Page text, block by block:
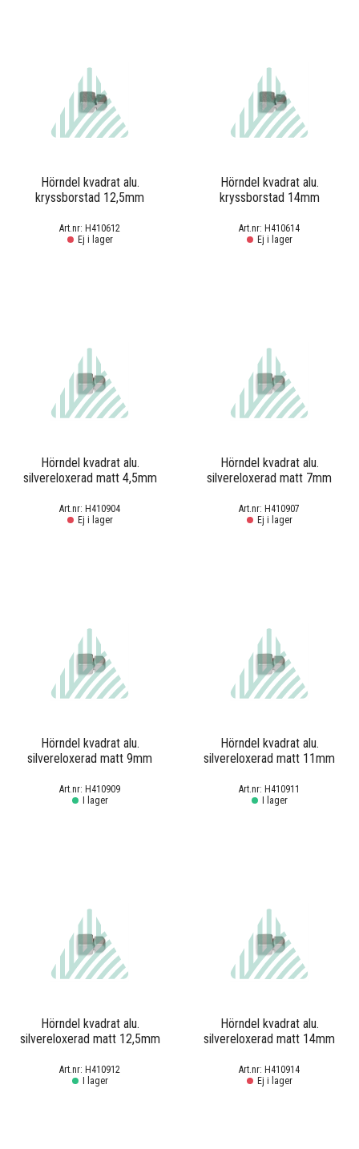
Hörndel kvadrat alu.
kryssborstad 12,5mm
H410612
Ej i lager
Hörndel kvadrat alu.
kryssborstad 14mm
H410614
Ej i lager
Hörndel kvadrat alu.
silvereloxerad matt 4,5mm
H410904
Ej i lager
Hörndel kvadrat alu.
silvereloxerad matt 7mm
H410907
Ej i lager
Hörndel kvadrat alu.
silvereloxerad matt 9mm
H410909
I lager
Hörndel kvadrat alu.
silvereloxerad matt 11mm
H410911
I lager
Hörndel kvadrat alu.
silvereloxerad matt 12,5mm
H410912
I lager
Hörndel kvadrat alu.
silvereloxerad matt 14mm
H410914
Ej i lager